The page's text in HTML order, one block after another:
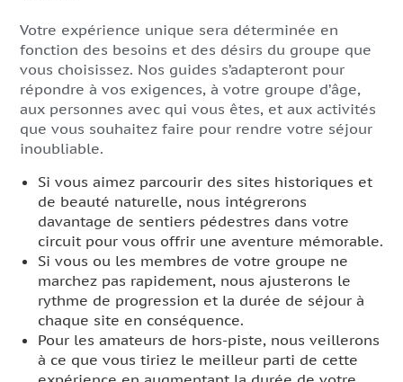
Votre expérience unique sera déterminée en
fonction des besoins et des désirs du groupe que
vous choisissez. Nos guides s’adapteront pour
répondre à vos exigences, à votre groupe d’âge,
aux personnes avec qui vous êtes, et aux activités
que vous souhaitez faire pour rendre votre séjour
inoubliable.
Si vous aimez parcourir des sites historiques et
de beauté naturelle, nous intégrerons
davantage de sentiers pédestres dans votre
circuit pour vous offrir une aventure mémorable.
Si vous ou les membres de votre groupe ne
marchez pas rapidement, nous ajusterons le
rythme de progression et la durée de séjour à
chaque site en conséquence.
Pour les amateurs de hors-piste, nous veillerons
à ce que vous tiriez le meilleur parti de cette